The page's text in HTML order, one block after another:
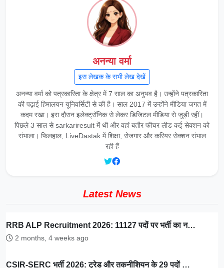
अनन्या वर्मा
इस लेखक के सभी लेख देखें
अनन्या वर्मा को पत्रकारिता के क्षेत्र में 7 साल का अनुभव है। उन्होंने पत्रकारिता
की पढ़ाई हिमालयन यूनिवर्सिटी से की है। साल 2017 में उन्होंने मीडिया जगत में
कदम रखा। इस दौरान इलेक्ट्रॉनिक से लेकर डिजिटल मीडिया से जुड़ी रहीं।
पिछले 3 साल से sarkariresult में थी और वहां बतौर फीचर लीड कई सेक्शन को
संभाला। फिलहाल, LiveDastak में शिक्षा, रोजगार और करियर सेक्शन संभाल
रही हैं
Latest News
RRB ALP Recruitment 2026: 11127 पदों पर भर्ती का न…
2 months, 4 weeks ago
CSIR-SERC भर्ती 2026: ट्रेड और तकनीशियन के 29 पदों …